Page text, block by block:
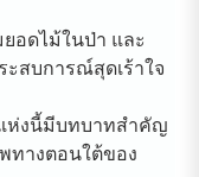
อดไม้ในป่า และ
สบการณ์สุดเร้าใจ
ห่งนี้มีบทบาทสำคัญ
ทางตอนใต้ของ